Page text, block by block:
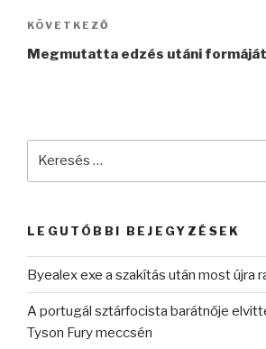
Következő
bejegyzés
KÖVETKEZŐ
Megmutatta edzés utáni
LEGUTÓBBI BEJEGYZÉSEK
Byealex exe a szakítás után most újra
A portugál sztárfocista barátnője
Tyson Fury meccsén